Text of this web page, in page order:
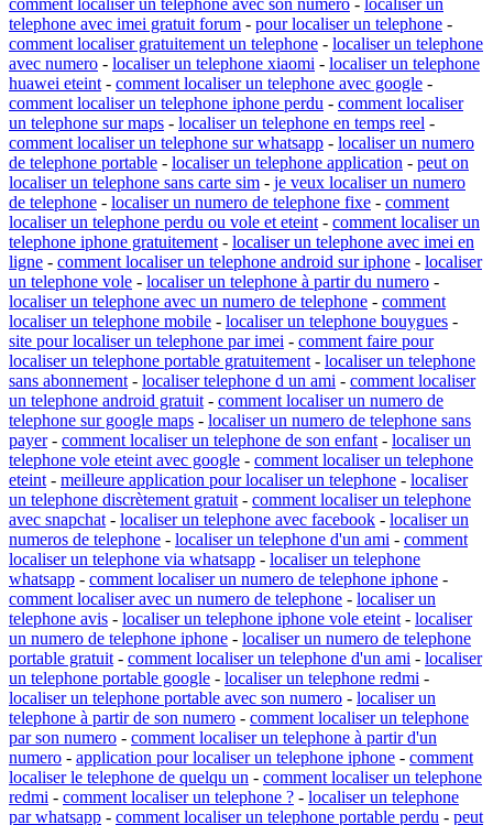
telephone avec imei gratuit forum - pour localiser un telephone -
comment localiser gratuitement un telephone - localiser un telephone
avec numero - localiser un telephone xiaomi - localiser un telephone
huawei eteint - comment localiser un telephone avec google -
comment localiser un telephone iphone perdu - comment localiser
un telephone sur maps - localiser un telephone en temps reel -
comment localiser un telephone sur whatsapp - localiser un numero
de telephone portable - localiser un telephone application - peut on
localiser un telephone sans carte sim - je veux localiser un numero
de telephone - localiser un numero de telephone fixe - comment
localiser un telephone perdu ou vole et eteint - comment localiser un
telephone iphone gratuitement - localiser un telephone avec imei en
ligne - comment localiser un telephone android sur iphone - localiser
un telephone vole - localiser un telephone à partir du numero -
localiser un telephone avec un numero de telephone - comment
localiser un telephone mobile - localiser un telephone bouygues -
site pour localiser un telephone par imei - comment faire pour
localiser un telephone portable gratuitement - localiser un telephone
sans abonnement - localiser telephone d un ami - comment localiser
un telephone android gratuit - comment localiser un numero de
telephone sur google maps - localiser un numero de telephone sans
payer- comment localiser un telephone de son enfant - localiser un
telephone vole eteint avec google - comment localiser un telephone
eteint - meilleure application pour localiser un telephone - localiser
un telephone discrètement gratuit - comment localiser un telephone
avec snapchat - localiser un telephone avec facebook - localiser un
numeros de telephone - localiser un telephone d'un ami - comment
localiser un telephone via whatsapp - localiser un telephone
whatsapp - comment localiser un numero de telephone iphone -
comment localiser avec un numero de telephone - localiser un
telephone avis - localiser un telephone iphone vole eteint - localiser
un numero de telephone iphone - localiser un numero de telephone
portable gratuit - comment localiser un telephone d'un ami - localiser
un telephone portable google - localiser un telephone redmi -
localiser un telephone portable avec son numero - localiser un
telephone à partir de son numero - comment localiser un telephone
par son numero - comment localiser un telephone à partir d'un
numero - application pour localiser un telephone iphone - comment
localiser le telephone de quelqu un - comment localiser un telephone
redmi - comment localiser un telephone ? - localiser un telephone
par whatsapp - comment localiser un telephone portable perdu - peut